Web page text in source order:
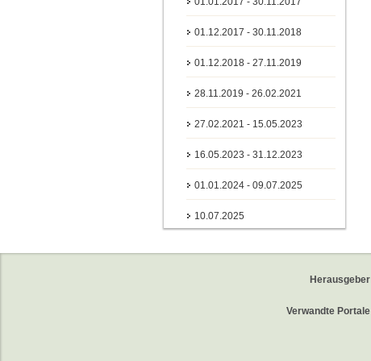
01.12.2017 - 30.11.2018
01.12.2018 - 27.11.2019
28.11.2019 - 26.02.2021
27.02.2021 - 15.05.2023
16.05.2023 - 31.12.2023
01.01.2024 - 09.07.2025
10.07.2025
Herausgeber
Verwandte Portale